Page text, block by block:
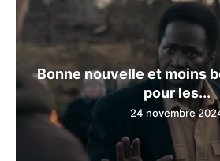
Bonne nouvelle et moins
pour les...
24 novembre